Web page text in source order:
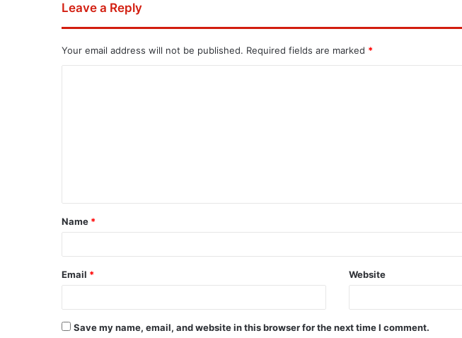
Leave a Reply
Your email address will not be published. Required fields are marked *
Name *
Email * Website
Save my name, email, and website in this browser for the next time I comment.